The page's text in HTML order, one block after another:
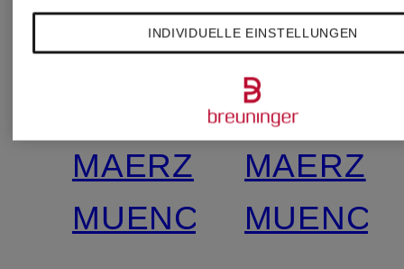
+Aktionsrabatt
MAERZ
MUENCHEN
MAERZ
INDIVIDUELLE EINSTELLUNGEN